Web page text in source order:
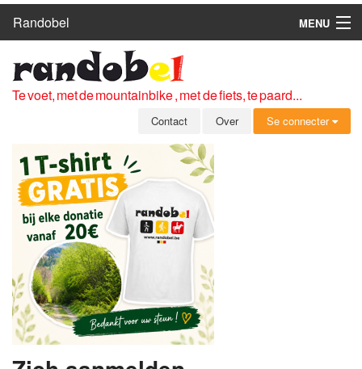
Randobel
MENU
ROUTES
CLUBS
OVER
LEDEN
ZICH AANMELDEN
GRATIS REGISTRATIE
WACHTWOORD VERGETEN
Te voet, met de mountainbike , met de fiets, te paard...
Contact Over Se connecter